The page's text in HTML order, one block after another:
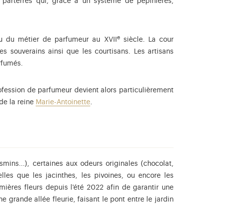
du métier de parfumeur au XVII esiècle. La cour
souverains ainsi que les courtisans. Les artisans
de parfumeur devient alors particulièrement
la reine Marie-Antoinette.
certaines aux odeurs originales (chocolat,
une odeur intense, les fleurs ne permettent pas d'extraire de senteur
que les jacinthes, les pivoines, ou encore les
fleurs depuis l'été 2022 afin de garantir une
grande allée fleurie, faisant le pont entre le jardin